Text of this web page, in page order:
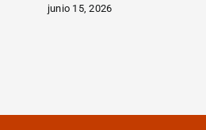
junio 15, 2026